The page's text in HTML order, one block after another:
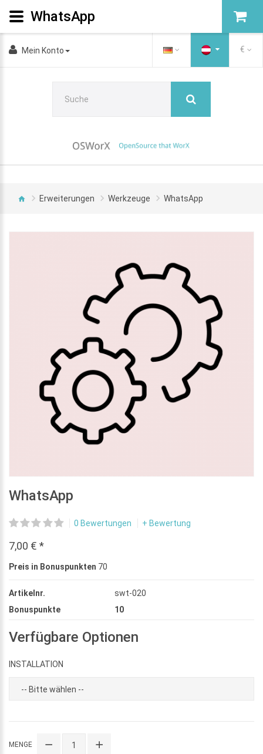
Mein Konto €
Erweiterungen Werkzeuge WhatsApp
WhatsApp
0 Bewertungen + Bewertung
7,00 € *
Preis in Bonuspunkten 70
Artikelnr.
swt-020
Bonuspunkte
10
Verfügbare Optionen
INSTALLATION
MENGE
WhatsApp